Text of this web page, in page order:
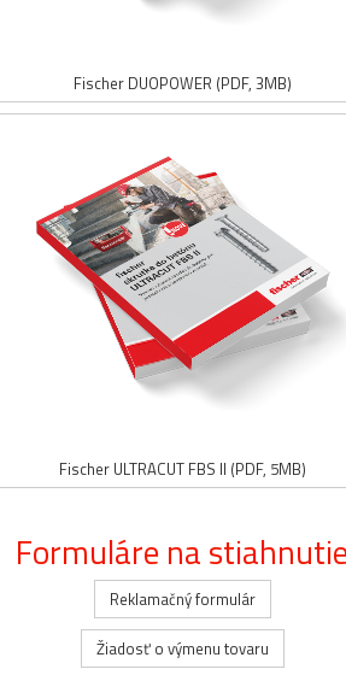
Fischer DUOPOWER (PDF, 3MB)
Fischer ULTRACUT FBS II (PDF, 5MB)
Formuláre na stiahnutie
Reklamačný formulár
Žiadosť o výmenu tovaru